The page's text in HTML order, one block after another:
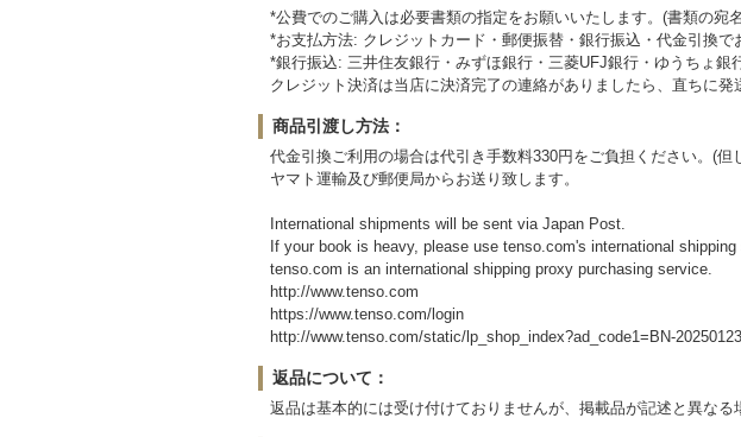
*公費でのご購入は必要書類の指定をお願いいたします。(書類の宛
*お支払方法: クレジットカード・郵便振替・銀行振込・代金引換で
*銀行振込: 三井住友銀行・みずほ銀行・三菱UFJ銀行・ゆうちょ銀
クレジット決済は当店に決済完了の連絡がありましたら、直ちに発
商品引渡し方法：
代金引換ご利用の場合は代引き手数料330円をご負担ください。(
ヤマト運輸及び郵便局からお送り致します。
International shipments will be sent via Japan Post.
If your book is heavy, please use tenso.com's international
tenso.com is an international shipping proxy purchasing service.
http://www.tenso.com
https://www.tenso.com/login
http://www.tenso.com/static/lp_shop_index?ad_code1=BN-
返品について：
返品は基本的には受け付けておりませんが、掲載品が記述と異な